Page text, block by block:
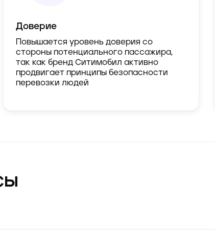
Доверие
Повышается уровень доверия со
стороны потенциального пассажира,
так как бренд Ситимобил активно
продвигает принципы безопасности
перевозки людей